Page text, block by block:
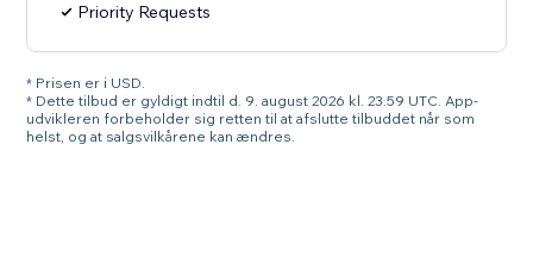
Priority Requests
* Prisen er i USD.
* Dette tilbud er gyldigt indtil d. 9. august 2026 kl. 23.59 UTC. App-
udvikleren forbeholder sig retten til at afslutte tilbuddet når som
helst, og at salgsvilkårene kan ændres.